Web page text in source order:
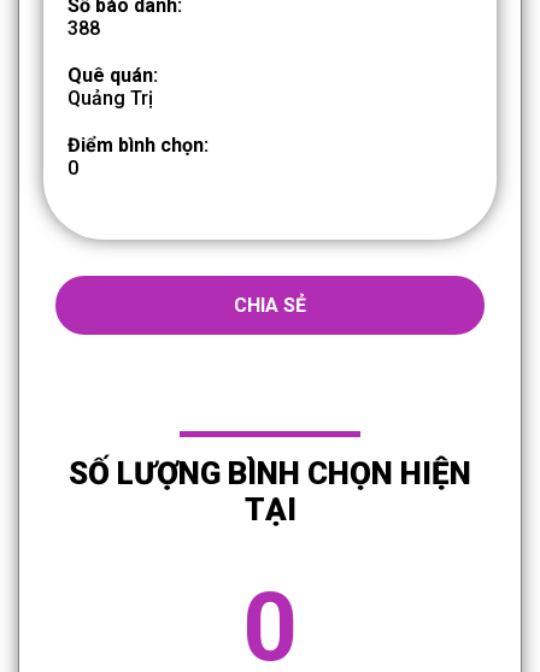
Số báo danh:
388
Quê quán:
Quảng Trị
Điểm bình chọn:
0
CHIA SẺ
SỐ LƯỢNG BÌNH CHỌN HIỆN
TẠI
0